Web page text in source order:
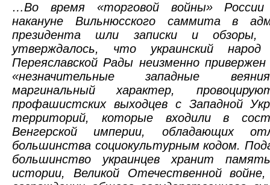
…Во время «торговой войны»
накануне Вильнюсского саммита в
президента шли записки и
утверждалось, что украинский
Переяславской Рады неизменно
«незначительные западные
маргинальный характер,
профашистских выходцев с Западной
территорий, которые входили в
Венгерской империи, обладающих
большинства социокультурным кодом.
большинство украинцев хранит
истории, Великой Отечественной